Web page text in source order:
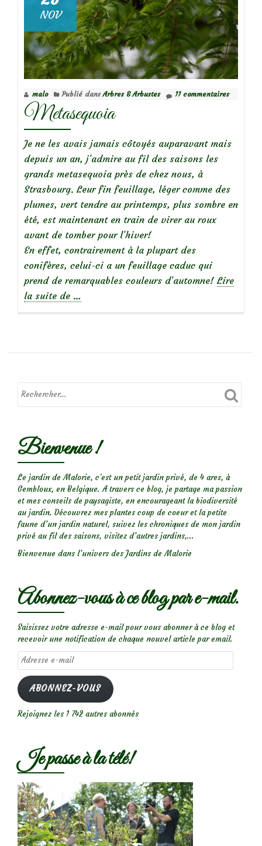
NOV
malo Publié dansArbres & Arbustes 11 commentaires
Metasequoia
Je ne les avais jamais côtoyés auparavant mais
depuis un an, j’admire au fil des saisons les
grands metasequoia près de chez nous, à
Strasbourg. Leur fin feuillage, léger comme des
plumes, vert tendre au printemps, plus sombre en
été, est maintenant en train de virer au roux
avant de tomber pour l’hiver!
En effet, contrairement à la plupart des
conifères, celui-ci a un feuillage caduc qui
prend de remarquables couleurs d’automne! Lire
la suite de …
Bienvenue !
Le jardin de Malorie, c'est un petit jardin privé, de 4 ares, à
Gembloux, en Belgique. A travers ce blog, je partage ma passion
et mes conseils de paysagiste, en encourageant la biodiversité
au jardin. Découvrez mes plantes coup de coeur et la petite
faune d’un jardin naturel, suivez les chroniques de mon jardin
privé au fil des saisons, visitez d’autres jardins,...
Bienvenue dans l’univers des Jardins de Malorie
Abonnez-vous à ce blog par e-mail.
Saisissez votre adresse e-mail pour vous abonner à ce blog et
recevoir une notification de chaque nouvel article par email.
Adresse
e-
mail
ABONNEZ-VOUS
Rejoignez les 1 742 autres abonnés
Je passe à la télé!